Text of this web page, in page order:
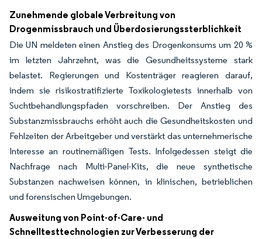
Zunehmende globale Verbreitung von
Drogenmissbrauch und Überdosierungssterblichkeit
Die UN meldeten einen Anstieg des Drogenkonsums um 20 %
im letzten Jahrzehnt, was die Gesundheitssysteme stark
belastet. Regierungen und Kostenträger reagieren darauf,
indem sie risikostratifizierte Toxikologietests innerhalb von
Suchtbehandlungspfaden vorschreiben. Der Anstieg des
Substanzmissbrauchs erhöht auch die Gesundheitskosten und
Fehlzeiten der Arbeitgeber und verstärkt das unternehmerische
Interesse an routinemäßigen Tests. Infolgedessen steigt die
Nachfrage nach Multi-Panel-Kits, die neue synthetische
Substanzen nachweisen können, in klinischen, betrieblichen
und forensischen Umgebungen.
Ausweitung von Point-of-Care- und
Schnelltesttechnologien zur Verbesserung der